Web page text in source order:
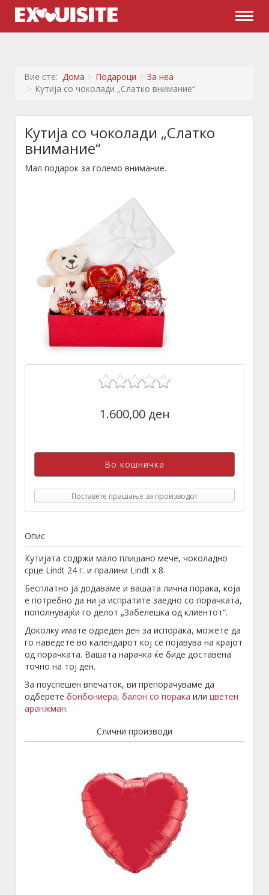
Вие сте: Дома Подароци
За неа
Кутија со чоколади „Слатко внимание“
Кутија со чоколади „Слатко
внимание“
Мал подарок за големо внимание.
1.600,00 ден
Поставете прашање за производот
Опис
Кутијата содржи мало плишано мече, чоколадно
срце Lindt 24 г. и пралини Lindt х 8.
Бесплатно ја додаваме и вашата лична порака, која
е потребно да ни ја испратите заедно со порачката,
пополнувајќи го делот „Забелешка од клиентот“.
Доколку имате одреден ден за испорака, можете да
го наведете во календарот кој се појавува на крајот
од порачката. Вашата нарачка ќе биде доставена
точно на тој ден.
За поуспешен впечаток, ви препорачуваме да
одберете бонбониера, балон со порака или цветен
аранжман.
Слични производи